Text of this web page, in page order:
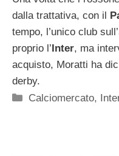
dalla trattativa, con il
tempo, l’unico club
proprio l’ Inter, ma
acquisto, Moratti ha
derby.
Categorie
Calciomercato,